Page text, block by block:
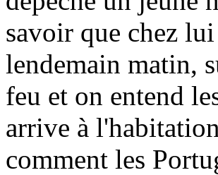
savoir que chez
lendemain matin,
feu et on entend
arrive à
comment les